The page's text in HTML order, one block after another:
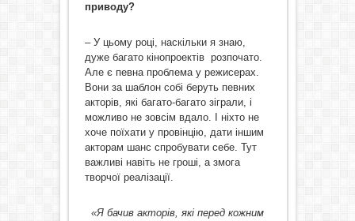
приводу?
– У цьому році, наскільки я знаю,
дуже багато кінопроектів розпочато.
Але є певна проблема у режисерах.
Вони за шаблон собі беруть певних
акторів, які багато-багато зіграли, і
можливо не зовсім вдало. І ніхто не
хоче поїхати у провінцію, дати іншим
акторам шанс спробувати себе. Тут
важливі навіть не гроші, а змога
творчої реалізації.
«Я бачив акторів, які перед кожним